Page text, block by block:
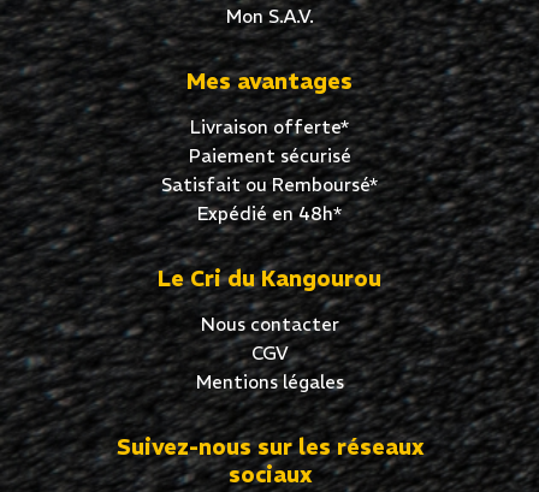
Mon S.A.V.
Mes avantages
Livraison offerte*
Paiement sécurisé
Satisfait ou Remboursé*
Expédié en 48h*
Le Cri du Kangourou
Nous contacter
CGV
Mentions légales
Suivez-nous sur les réseaux
sociaux